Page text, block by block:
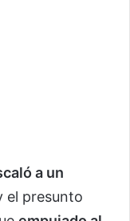
a un
el presunto